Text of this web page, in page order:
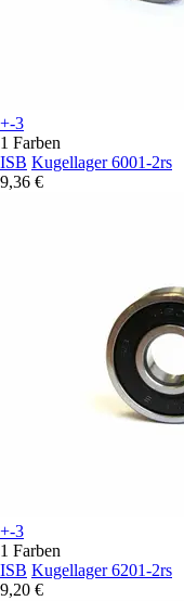
+-3
1 Farben
ISB Kugellager 6001-2rs
9,36 €
+-3
1 Farben
ISB Kugellager 6201-2rs
9,20 €